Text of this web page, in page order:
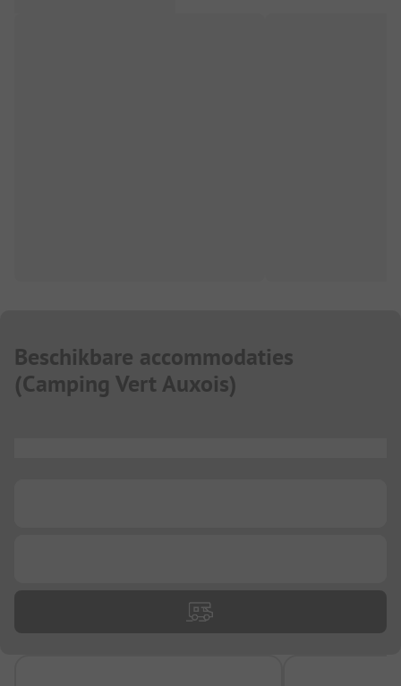
Beschikbare accommodaties
(Camping Vert Auxois)